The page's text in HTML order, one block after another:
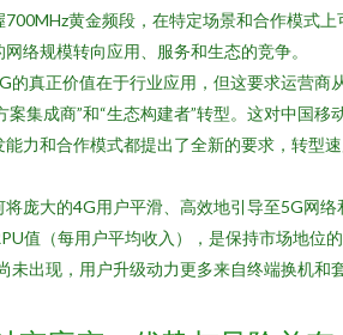
黄金频段，在特定场景和合作模式上
络规模转向应用、服务和生态的竞争。
的真正价值在于行业应用，但这要求运营商
案集成商”和“生态构建者”转型。这对中国移
力和合作模式都提出了全新的要求，转型
将庞大的4G用户平滑、高效地引导至5G网络
值（每用户平均收入），是保持市场地位
未出现，用户升级动力更多来自终端换机和